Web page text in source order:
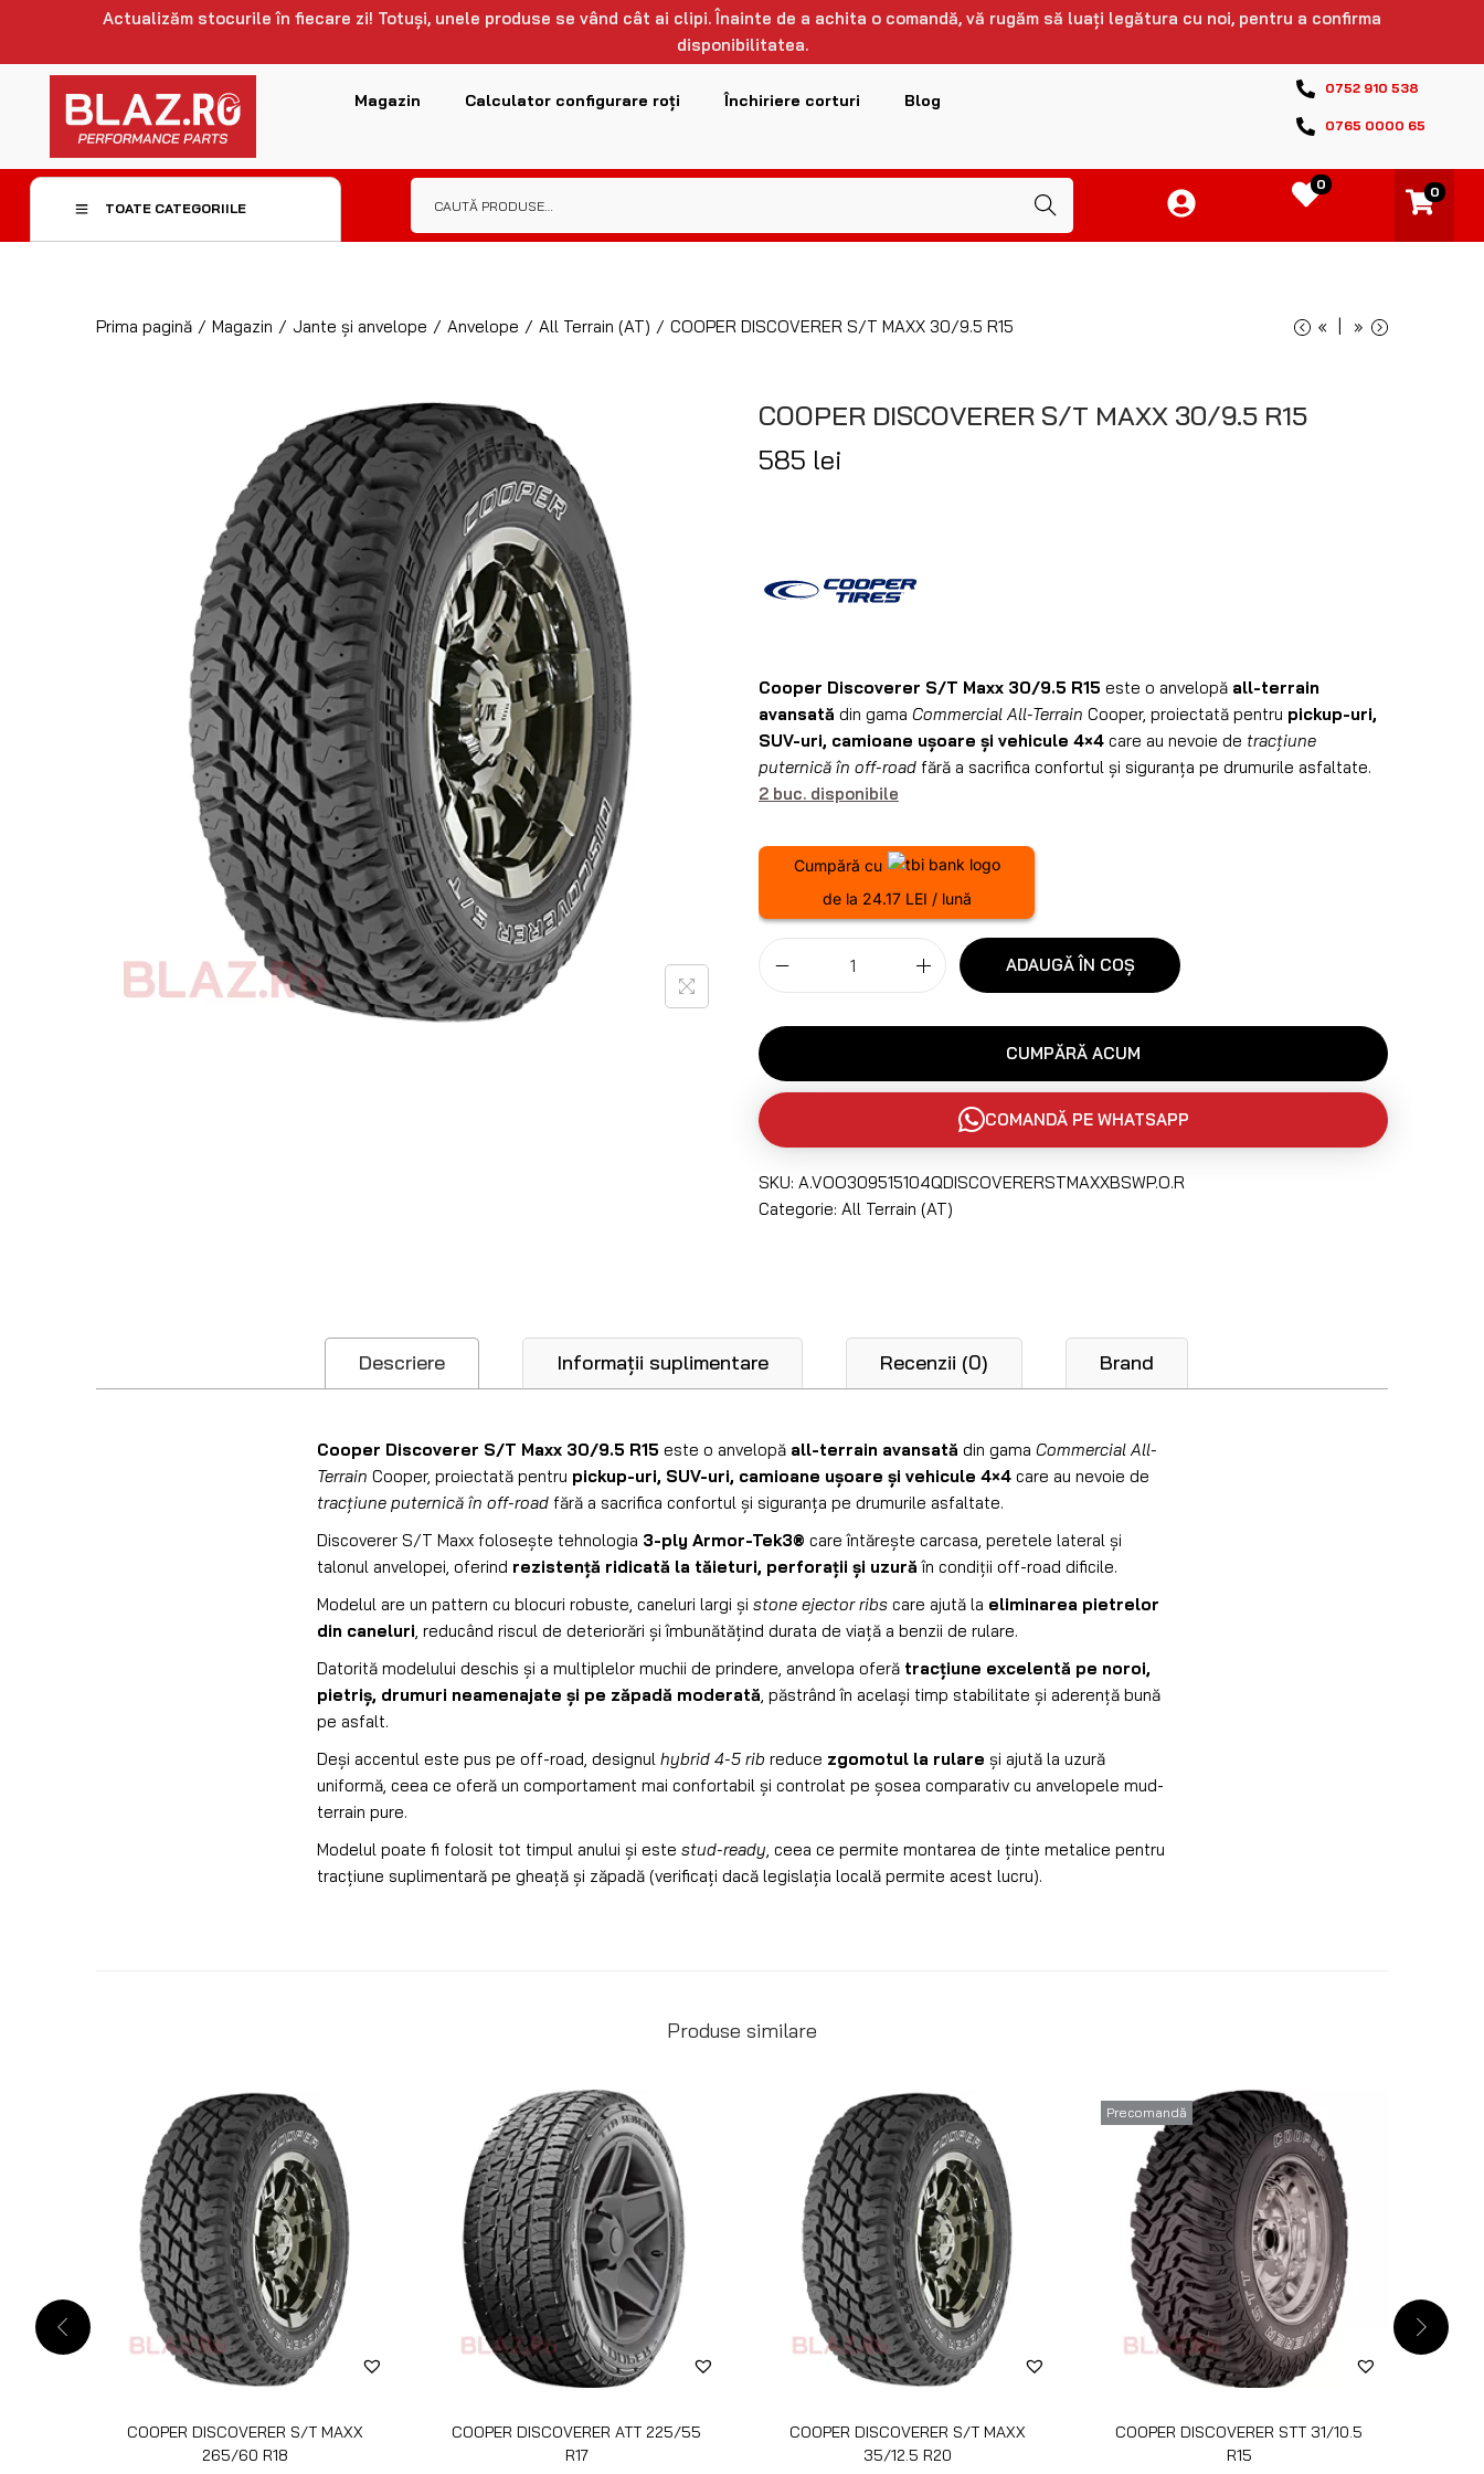
Actualizăm stocurile în fiecare zi! Totuși, unele produse se vând cât ai clipi. Înainte de a achita o comandă, vă rugăm să luați legătura cu noi, pentru a confirma
disponibilitatea.
Magazin Calculator configurare roți Închiriere corturi Blog
0752 910 538
0765 0000 65
TOATE CATEGORIILE Caută
0 0
Prima pagină / Magazin / Jante și anvelope / Anvelope / All Terrain (AT) / COOPER DISCOVERER S/T MAXX 30/9.5 R15 « »
COOPER DISCOVERER S/T MAXX 30/9.5 R15
585 lei
Cooper Discoverer S/T Maxx 30/9.5 R15 este o anvelopă all-terrain
avansată din gama Commercial All-Terrain Cooper, proiectată pentru pickup-uri,
SUV-uri, camioane ușoare și vehicule 4×4 care au nevoie de tracțiune
puternică în off-road fără a sacrifica confortul și siguranța pe drumurile asfaltate.
2 buc. disponibile
Cumpără cu
de la 24.17 LEI / lună
ADAUGĂ ÎN COȘ
CUMPĂRĂ ACUM
COMANDĂ PE WHATSAPP
SKU: A.VOO309515104QDISCOVERERSTMAXXBSWP.O.R
Categorie: All Terrain (AT)
Descriere Informații suplimentare Recenzii (0) Brand
Cooper Discoverer S/T Maxx 30/9.5 R15 este o anvelopă all-terrain avansată din gama Commercial All-
Terrain Cooper, proiectată pentru pickup-uri, SUV-uri, camioane ușoare și vehicule 4×4 care au nevoie de
tracțiune puternică în off-road fără a sacrifica confortul și siguranța pe drumurile asfaltate.
Discoverer S/T Maxx folosește tehnologia 3-ply Armor-Tek3® care întărește carcasa, peretele lateral și
talonul anvelopei, oferind rezistență ridicată la tăieturi, perforații și uzură în condiții off-road dificile.
Modelul are un pattern cu blocuri robuste, caneluri largi și stone ejector ribs care ajută la eliminarea pietrelor
din caneluri, reducând riscul de deteriorări și îmbunătățind durata de viață a benzii de rulare.
Datorită modelului deschis și a multiplelor muchii de prindere, anvelopa oferă tracțiune excelentă pe noroi,
pietriș, drumuri neamenajate și pe zăpadă moderată, păstrând în același timp stabilitate și aderență bună
pe asfalt.
Deși accentul este pus pe off-road, designul hybrid 4-5 rib reduce zgomotul la rulare și ajută la uzură
uniformă, ceea ce oferă un comportament mai confortabil și controlat pe șosea comparativ cu anvelopele mud-
terrain pure.
Modelul poate fi folosit tot timpul anului și este stud-ready, ceea ce permite montarea de ținte metalice pentru
tracțiune suplimentară pe gheață și zăpadă (verificați dacă legislația locală permite acest lucru).
Produse similare
COOPER DISCOVERER S/T MAXX
265/60 R18
COOPER DISCOVERER ATT 225/55
R17
COOPER DISCOVERER S/T MAXX
35/12.5 R20
Precomandă
COOPER DISCOVERER STT 31/10.5
R15